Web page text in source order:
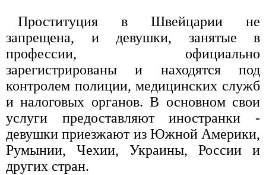
Проституция в Швейцарии не
запрещена, и девушки, занятые в
профессии, официально
зарегистрированы и находятся под
контролем полиции, медицинских служб
и налоговых органов. В основном свои
услуги предоставляют иностранки -
девушки приезжают из Южной Америки,
Румынии, Чехии, Украины, России и
других стран.